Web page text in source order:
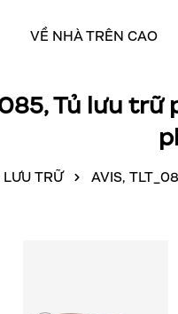
VỀ NHÀ TRÊN CAO
Tủ lưu
LƯU TRỮ
AVIS,